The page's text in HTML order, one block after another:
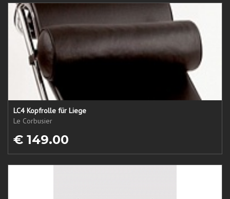
LC4 Kopfrolle für Liege
Le Corbusier
€ 149.00